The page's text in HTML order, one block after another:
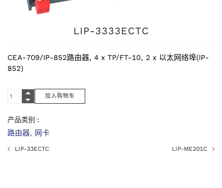
LIP-3333ECTC
CEA-709/IP-852路由器, 4 x TP/FT-10, 2 x 以太网络埠(IP-
852)
产品类别 :
路由器, 网卡
LIP-33ECTC LIP-ME201C